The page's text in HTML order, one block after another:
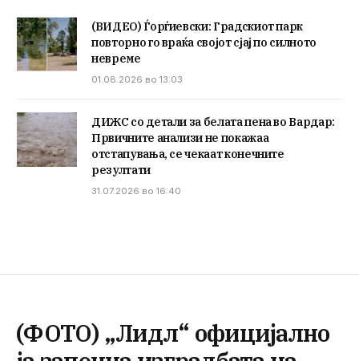
(ВИДЕО) Ѓорѓиевски: Градскиот парк
повторно го враќа својот сјај по силното
невреме
01.08.2026 во 13:03
ДИЖС со детали за белата пена во Вардар:
Првичните анализи не покажаа
отстапувања, се чекаат конечните
резултати
31.07.2026 во 16:40
(ФОТО) „Лидл“ официјално